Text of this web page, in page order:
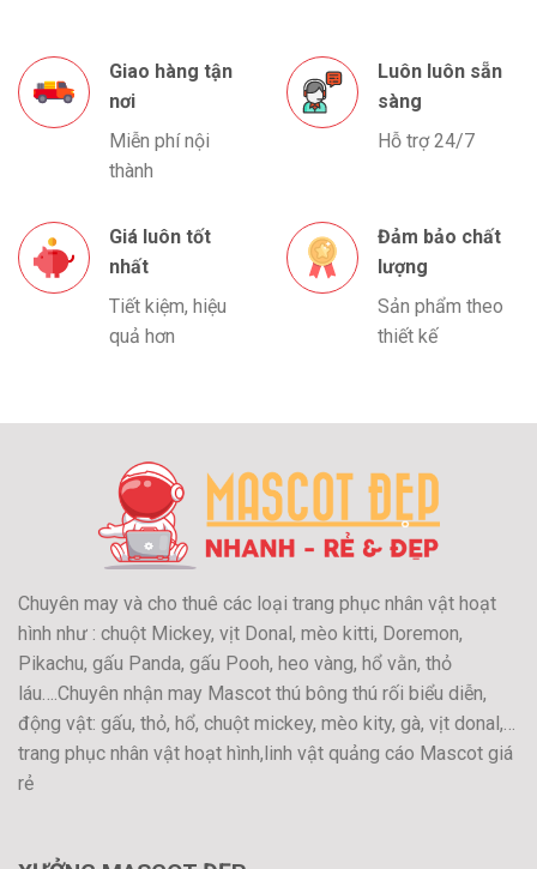
Giao hàng tận
nơi
Miễn phí nội
thành
Luôn luôn sẵn
sàng
Hỗ trợ 24/7
Giá luôn tốt
nhất
Tiết kiệm, hiệu
quả hơn
Đảm bảo chất
lượng
Sản phẩm theo
thiết kế
Chuyên may và cho thuê các loại trang phục nhân vật hoạt
hình như : chuột Mickey, vịt Donal, mèo kitti, Doremon,
Pikachu, gấu Panda, gấu Pooh, heo vàng, hổ vằn, thỏ
láu….Chuyên nhận may Mascot thú bông thú rối biểu diễn,
động vật: gấu, thỏ, hổ, chuột mickey, mèo kity, gà, vịt donal,…
trang phục nhân vật hoạt hình,linh vật quảng cáo Mascot giá
rẻ